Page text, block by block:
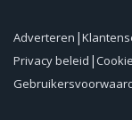
Adverteren
Privacy beleid